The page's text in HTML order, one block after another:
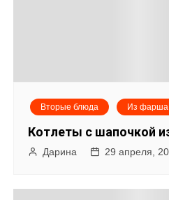
Вторые блюда Из фарша
Котлеты с шапочкой
Дарина 29 апреля,